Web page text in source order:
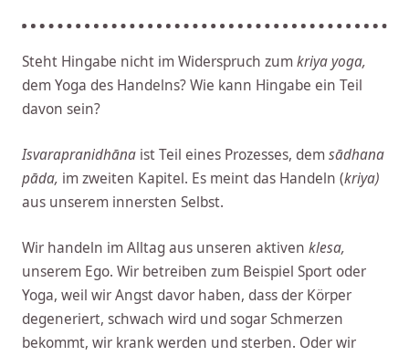
Steht Hingabe nicht im Widerspruch zumkriya yoga,
dem Yoga des Handelns? Wie kann Hingabe ein Teil
davon sein?
Isvarapranidhāna ist Teil eines Prozesses, demsādhana
pāda, im zweiten Kapitel. Es meint das Handeln (kriya)
aus unserem innersten Selbst.
Wir handeln im Alltag aus unseren aktiven klesa,
unserem Ego. Wir betreiben zum Beispiel Sport oder
Yoga, weil wir Angst davor haben, dass der Körper
degeneriert, schwach wird und sogar Schmerzen
bekommt, wir krank werden und sterben. Oder wir